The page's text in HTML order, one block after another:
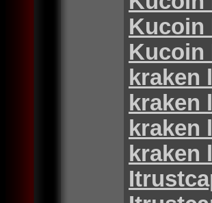
Kucoin
Kucoin
kraken
kraken
kraken
kraken